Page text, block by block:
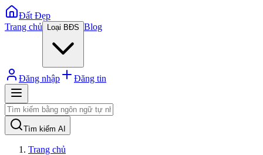
Đất Đẹp
Trang chủ
Loại BĐS Blog
Đăng nhập Đăng tin
Tìm kiếm AI
Trang chủ